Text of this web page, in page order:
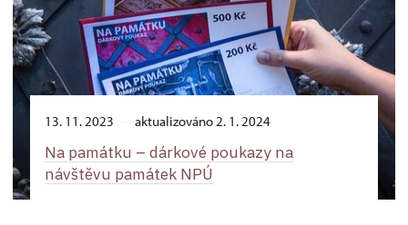
13. 11. 2023 aktualizováno 2. 1. 2024
Na památku –⁠ dárkové poukazy na
návštěvu památek NPÚ